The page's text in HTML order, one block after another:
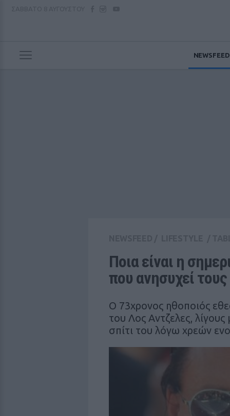
NEWSFEED
Ποια είναι η
που ανησυχεί
Ο 73χρονος ηθοποιός
του Λος Αντζελες,
σπίτι του λόγω χρεών